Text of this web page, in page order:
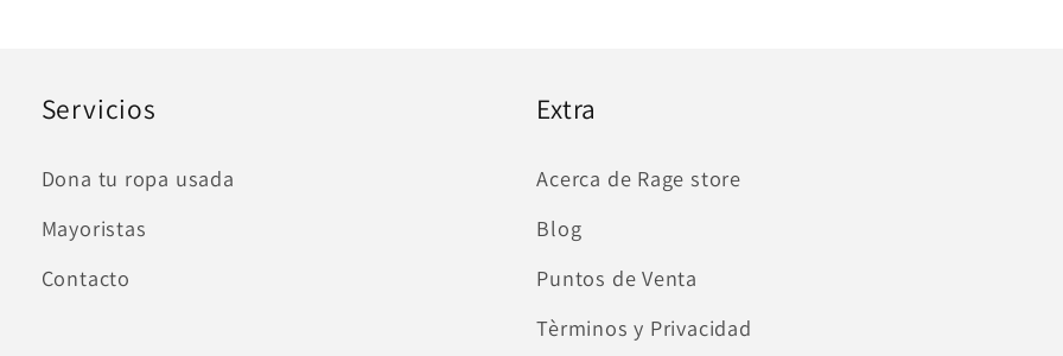
Servicios
Dona tu ropa usada
Mayoristas
Contacto
Extra
Acerca de Rage store
Blog
Puntos de Venta
Tèrminos y Privacidad